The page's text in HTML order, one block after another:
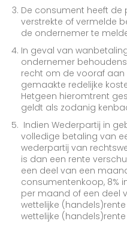
De consument heeft de
verstrekte of vermelde
de ondernemer te
In geval van
ondernemer
recht om de vooraf
gemaakte redelijke
Hetgeen hieromtrent
geldt als zodanig
Indien Wederpartij in
volledige betaling van
wederpartij van
is dan een rente
een deel van een
consumentenkoop, 8%
per maand of een deel
wettelijke
wettelijke